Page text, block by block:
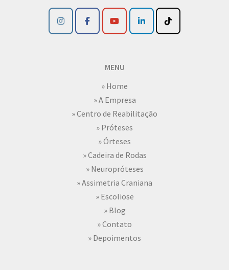
MENU
» Home
» A Empresa
» Centro de Reabilitação
» Próteses
» Órteses
» Cadeira de Rodas
» Neuropróteses
» Assimetria Craniana
» Escoliose
» Blog
» Contato
» Depoimentos